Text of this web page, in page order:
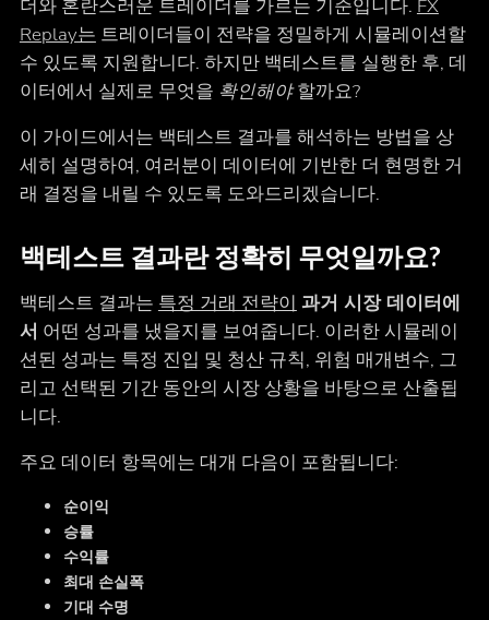
더와 혼란스러운 트레이더를 가르는 기준입니다. FX
Replay는 트레이더들이 전략을 정밀하게 시뮬레이션할
수 있도록 지원합니다. 하지만 백테스트를 실행한 후, 데
이터에서 실제로 무엇을 확인해야할까요?
이 가이드에서는 백테스트 결과를 해석하는 방법을 상
세히 설명하여, 여러분이 데이터에 기반한 더 현명한 거
래 결정을 내릴 수 있도록 도와드리겠습니다.
백테스트 결과란 정확히 무엇일까요?
백테스트 결과는 특정 거래 전략이 과거 시장 데이터에
서 어떤 성과를 냈을지를 보여줍니다. 이러한 시뮬레이
션된 성과는 특정 진입 및 청산 규칙, 위험 매개변수, 그
리고 선택된 기간 동안의 시장 상황을 바탕으로 산출됩
니다.
주요 데이터 항목에는 대개 다음이 포함됩니다:
순이익
승률
수익률
최대 손실폭
기대 수명